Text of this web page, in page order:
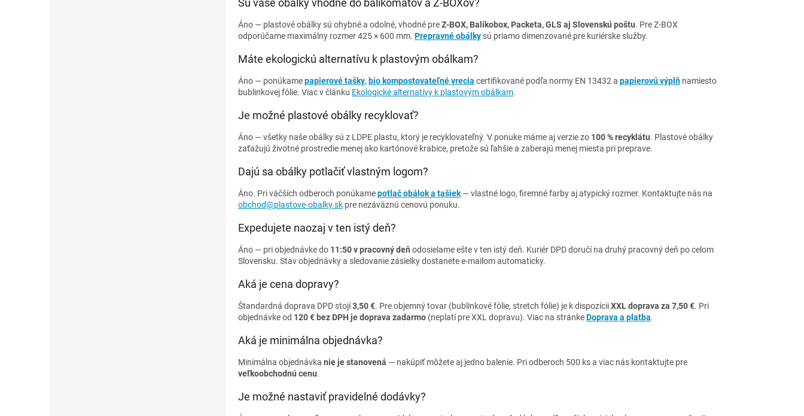
Sú vaše obálky vhodné do balíkomatov a Z-BOXov?
Áno — plastové obálky sú ohybné a odolné, vhodné preZ-BOX, Balíkobox, Packeta, GLS aj Slovenskú poštu. Pre Z-BOX
odporúčame maximálny rozmer 425 × 600 mm. Prepravné obálky sú priamo dimenzované pre kuriérske služby.
Máte ekologickú alternatívu k plastovým obálkam?
Áno — ponúkamepapierové tašky, bio kompostovateľné vrecia certifikované podľa normy EN 13432 a papierovú výplň namiesto
bublinkovej fólie. Viac v článku Ekologické alternatívy k plastovým obálkam.
Je možné plastové obálky recyklovať?
Áno — všetky naše obálky sú z LDPE plastu, ktorý je recyklovateľný. V ponuke máme aj verzie zo 100 % recyklátu. Plastové obálky
zaťažujú životné prostredie menej ako kartónové krabice, pretože sú ľahšie a zaberajú menej miesta pri preprave.
Dajú sa obálky potlačiť vlastným logom?
Áno. Pri väčších odberoch ponúkamepotlač obálok a tašiek— vlastné logo, firemné farby aj atypický rozmer. Kontaktujte nás na
obchod@plastove-obalky.sk pre nezáväznú cenovú ponuku.
Expedujete naozaj v ten istý deň?
Áno — pri objednávke do 11:50 v pracovný deň odosielame ešte v ten istý deň. Kuriér DPD doručí na druhý pracovný deň po celom
Slovensku. Stav objednávky a sledovanie zásielky dostanete e-mailom automaticky.
Aká je cena dopravy?
Štandardná doprava DPD stojí3,50 €. Pre objemný tovar (bublinkové fólie, stretch fólie) je k dispozíciiXXL doprava za 7,50 €. Pri
objednávke od 120 € bez DPH je doprava zadarmo (neplatí pre XXL dopravu). Viac na stránkeDoprava a platba.
Aká je minimálna objednávka?
Minimálna objednávka nie je stanovená — nakúpiť môžete aj jedno balenie. Pri odberoch 500 ks a viac nás kontaktujte pre
veľkoobchodnú cenu.
Je možné nastaviť pravidelné dodávky?